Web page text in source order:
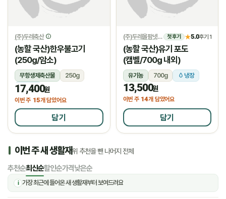
(주)두레축산
(농할 국산)한우불고기
(250g/암소)
무항생제축산물
250g
냉장
17,400원
이번 주 15개 담았어요
담기
(주)두레올팜넷 첫 후기 ★5.0후기 1
(농할 국산)유기 포도
(캠벨/700g 내외)
유기농 700g 냉장
13,500원
이번 주 14개 담았어요
담기
이번 주 새 생활재위 추천을 뺀 나머지 전체
추천순최신순할인순가격낮은순
i 가장 최근에 들어온 새 생활재부터 보여드려요